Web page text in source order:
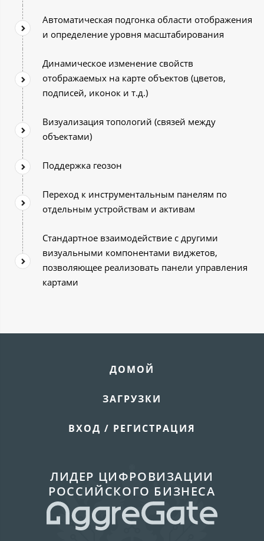
Автоматическая подгонка области отображения
и определение уровня масштабирования
Динамическое изменение свойств
отображаемых на карте объектов (цветов,
подписей, иконок и т.д.)
Визуализация топологий (связей между
объектами)
Поддержка геозон
Переход к инструментальным панелям по
отдельным устройствам и активам
Стандартное взаимодействие с другими
визуальными компонентами виджетов,
позволяющее реализовать панели управления
картами
ЛИДЕР ЦИФРОВИЗАЦИИ
РОССИЙСКОГО БИЗНЕСА
ДОМОЙ
ЗАГРУЗКИ
ВХОД / РЕГИСТРАЦИЯ